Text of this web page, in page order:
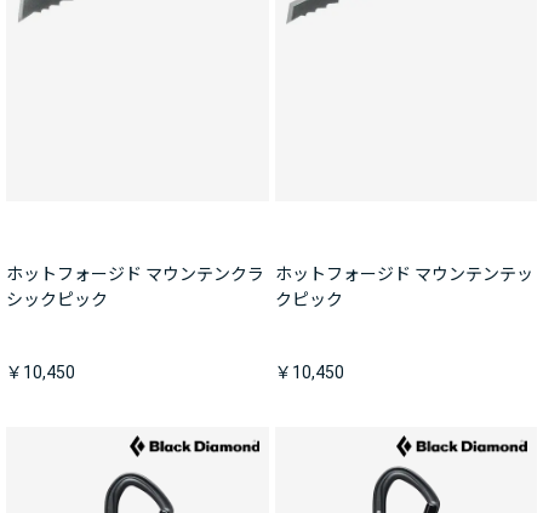
ホットフォージド マウンテンクラ
シックピック
￥10,450
ホットフォージド マウンテンテッ
クピック
￥10,450